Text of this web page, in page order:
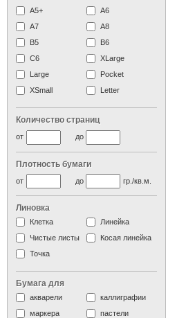
A5+
А6
А7
A8
B5
B6
C6
XLarge
Large
Pocket
XSmall
Letter
Количество страниц
до
от
Плотность бумаги
до
от гр./кв.м.
Линовка
Клетка
Линейка
Чистые листы
Косая линейка
Точка
Бумага для
акварели
каллиграфии
маркера
пастели